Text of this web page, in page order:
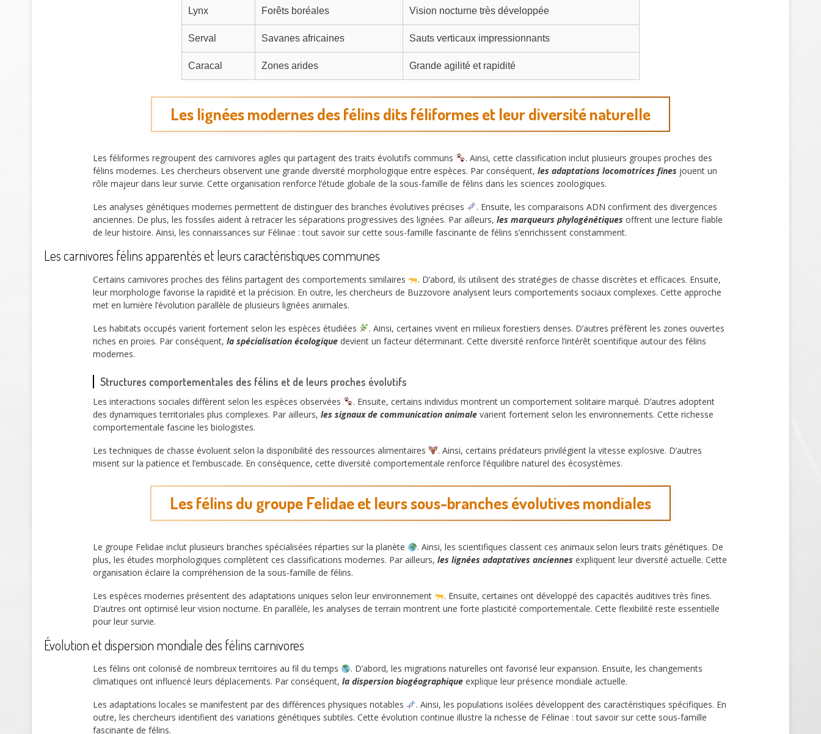
Lynx Forêts boréales Vision nocturne très développée
Serval Savanes africaines Sauts verticaux impressionnants
Caracal Zones arides Grande agilité et rapidité
Les lignées modernes des félins dits féliformes et leur diversité naturelle
Les féliformes regroupent des carnivores agiles qui partagent des traits évolutifs communs
. Ainsi, cette classification inclut plusieurs groupes proches des
félins modernes. Les chercheurs observent une grande diversité morphologique entre espèces. Par conséquent, les adaptations locomotrices fines jouent un
rôle majeur dans leur survie. Cette organisation renforce l’étude globale de la sous-famille de félins dans les sciences zoologiques.
Les analyses génétiques modernes permettent de distinguer des branches évolutives précises
. Ensuite, les comparaisons ADN confirment des divergences
anciennes. De plus, les fossiles aident à retracer les séparations progressives des lignées. Par ailleurs, les marqueurs phylogénétiques offrent une lecture fiable
de leur histoire. Ainsi, les connaissances sur Félinae : tout savoir sur cette sous-famille fascinante de félins s’enrichissent constamment.
Les carnivores félins apparentés et leurs caractéristiques communes
Certains carnivores proches des félins partagent des comportements similaires
. D’abord, ils utilisent des stratégies de chasse discrètes et efficaces. Ensuite,
leur morphologie favorise la rapidité et la précision. En outre, les chercheurs de Buzzovore analysent leurs comportements sociaux complexes. Cette approche
met en lumière l’évolution parallèle de plusieurs lignées animales.
Les habitats occupés varient fortement selon les espèces étudiées
. Ainsi, certaines vivent en milieux forestiers denses. D’autres préfèrent les zones ouvertes
riches en proies. Par conséquent, la spécialisation écologique devient un facteur déterminant. Cette diversité renforce l’intérêt scientifique autour des félins
modernes.
Structures comportementales des félins et de leurs proches évolutifs
Les interactions sociales diffèrent selon les espèces observées
. Ensuite, certains individus montrent un comportement solitaire marqué. D’autres adoptent
des dynamiques territoriales plus complexes. Par ailleurs, les signaux de communication animale varient fortement selon les environnements. Cette richesse
comportementale fascine les biologistes.
Les techniques de chasse évoluent selon la disponibilité des ressources alimentaires
. Ainsi, certains prédateurs privilégient la vitesse explosive. D’autres
misent sur la patience et l’embuscade. En conséquence, cette diversité comportementale renforce l’équilibre naturel des écosystèmes.
Les félins du groupe Felidae et leurs sous-branches évolutives mondiales
Le groupe Felidae inclut plusieurs branches spécialisées réparties sur la planète
. Ainsi, les scientifiques classent ces animaux selon leurs traits génétiques. De
plus, les études morphologiques complètent ces classifications modernes. Par ailleurs, les lignées adaptatives anciennes expliquent leur diversité actuelle. Cette
organisation éclaire la compréhension de la sous-famille de félins.
Les espèces modernes présentent des adaptations uniques selon leur environnement
. Ensuite, certaines ont développé des capacités auditives très fines.
D’autres ont optimisé leur vision nocturne. En parallèle, les analyses de terrain montrent une forte plasticité comportementale. Cette flexibilité reste essentielle
pour leur survie.
Évolution et dispersion mondiale des félins carnivores
Les félins ont colonisé de nombreux territoires au fil du temps
. D’abord, les migrations naturelles ont favorisé leur expansion. Ensuite, les changements
climatiques ont influencé leurs déplacements. Par conséquent, la dispersion biogéographique explique leur présence mondiale actuelle.
Les adaptations locales se manifestent par des différences physiques notables
. Ainsi, les populations isolées développent des caractéristiques spécifiques. En
outre, les chercheurs identifient des variations génétiques subtiles. Cette évolution continue illustre la richesse de Félinae : tout savoir sur cette sous-famille
fascinante de félins.